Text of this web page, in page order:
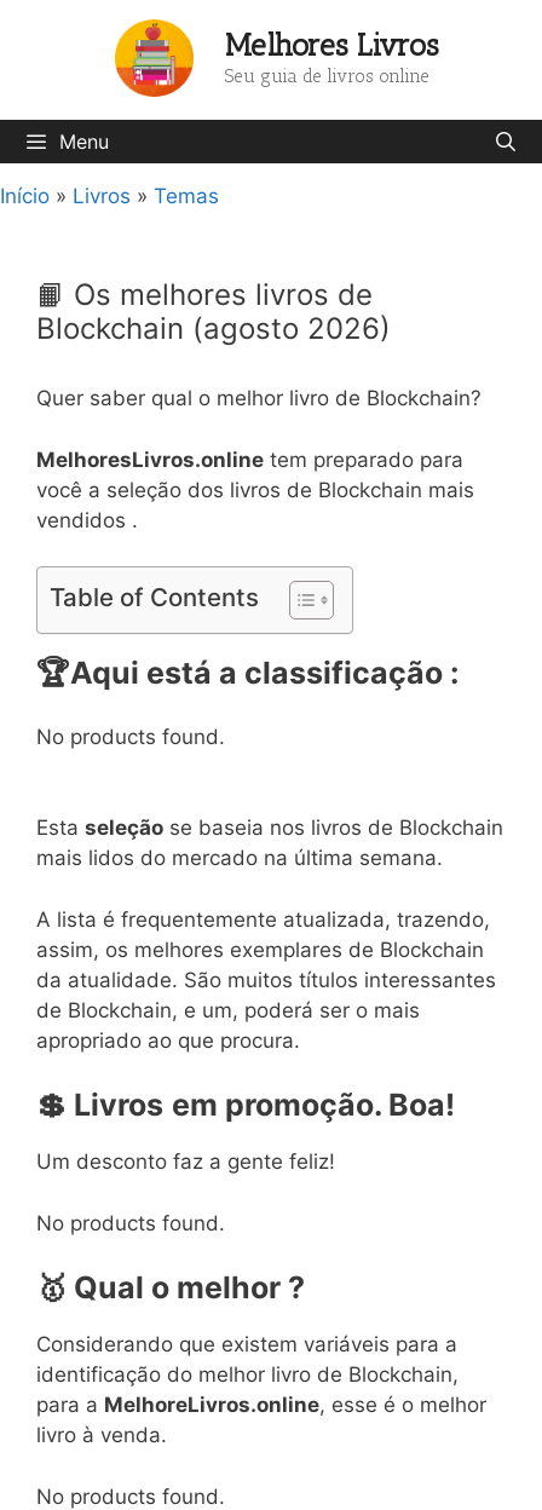
Melhores Livros
Seu guia de livros online
Menu
Início » Livros » Temas
📙 Os melhores livros de
Blockchain (agosto 2026)
Quer saber qual o melhor livro de Blockchain?
MelhoresLivros.online tem preparado para
você a seleção dos livros de Blockchain mais
vendidos .
Table of Contents
🏆Aqui está a classificação :
No products found.
Esta seleção se baseia nos livros de Blockchain
mais lidos do mercado na última semana.
A lista é frequentemente atualizada, trazendo,
assim, os melhores exemplares de Blockchain
da atualidade. São muitos títulos interessantes
de Blockchain, e um, poderá ser o mais
apropriado ao que procura.
💲 Livros em promoção. Boa!
Um desconto faz a gente feliz!
No products found.
🥇 Qual o melhor ?
Considerando que existem variáveis para a
identificação do melhor livro de Blockchain,
para a MelhoreLivros.online, esse é o melhor
livro à venda.
No products found.